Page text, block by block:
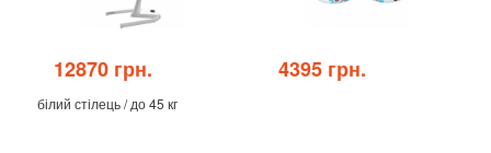
12870 грн.
білий стілець / до 45 кг
4395 грн.